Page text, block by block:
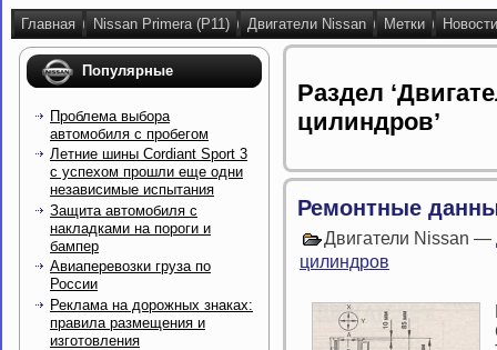
Главная Nissan Primera (P11) Двигатели Nissan Метки Новости
Популярные
Проблема выбора
автомобиля с пробегом
Летние шины Cordiant Sport 3
с успехом прошли еще одни
независимые испытания
Защита автомобиля с
накладками на пороги и
бампер
Авиаперевозки груза по
России
Реклама на дорожных знаках:
правила размещения и
изготовления
Раздел
цилиндров’
Ремонтные
Двигатели Nissan —
цилиндров